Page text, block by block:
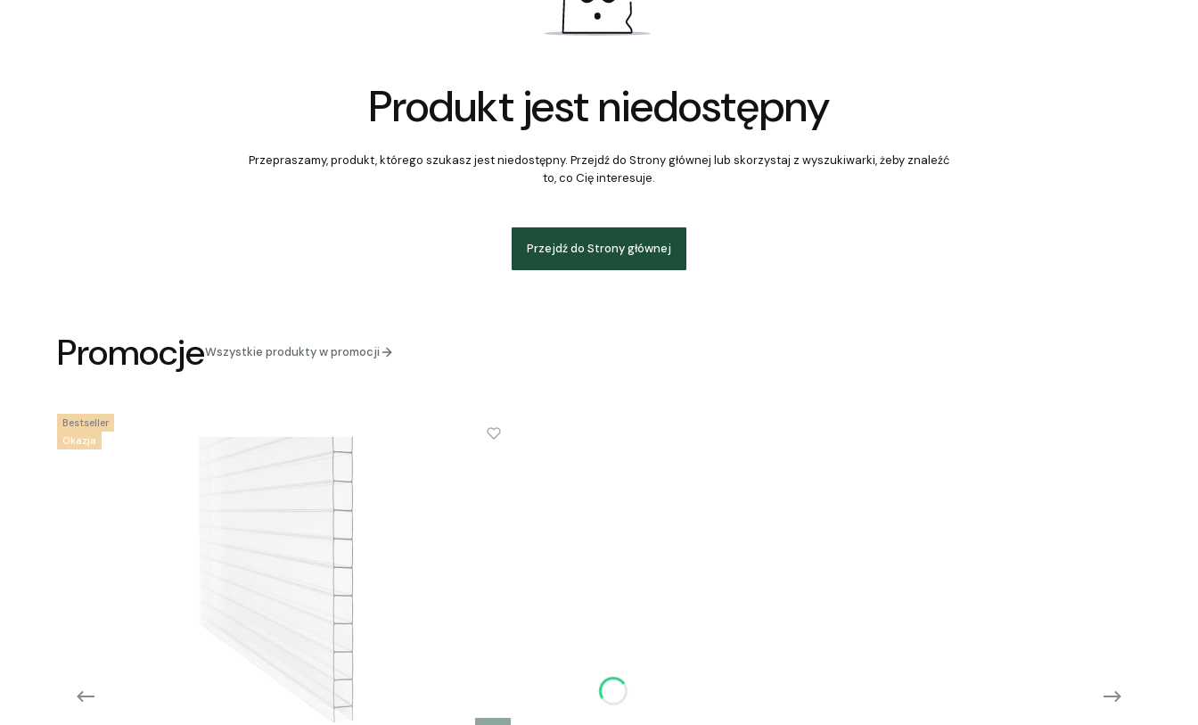
Produkt jest niedostępny
Przepraszamy, produkt, którego szukasz jest niedostępny. Przejdź do Strony głównej lub skorzystaj z wyszukiwarki, żeby znaleźć
to, co Cię interesuje.
Przejdź do Strony głównej
PromocjeWszystkie produkty w promocji
Okazja
Bestseller